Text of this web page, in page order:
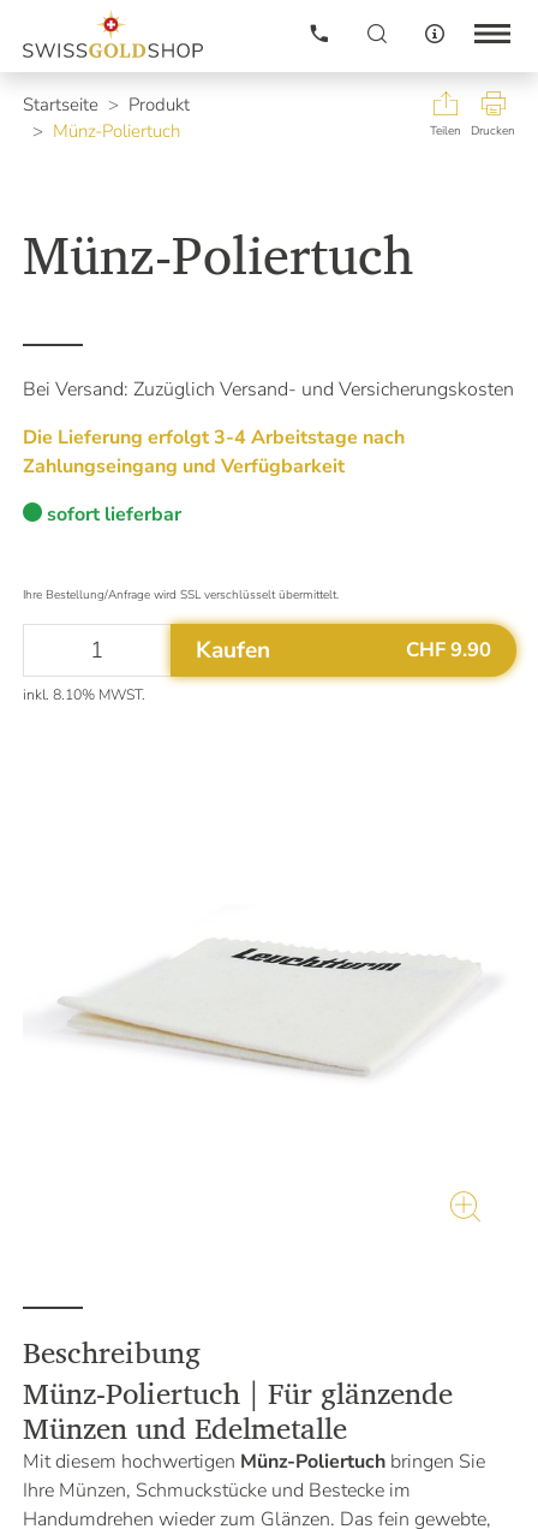
Neuheiten
Edelmetallkurse
Preisanpassung alle 5 Minuten.
GOLD 112'695.50
SILBER 1'650.14
PLATIN
Aktualisiert um12:01Uhr
Mehr Informationen
Kontakt
Warenkorb
Ankaufskorb
Silber
Altgold verkaufen
Preisliste
Startseite
Produkt
Münz-Poliertuch
Teilen Drucken
Münz-Poliertuch
Bei Versand: Zuzüglich Versand- und Versicherungskosten
Die Lieferung erfolgt 3-4 Arbeitstage nach
Zahlungseingang und Verfügbarkeit
sofort lieferbar
Ihre Bestellung/Anfrage wird SSL verschlüsselt übermittelt.
Kaufen CHF 9.90
inkl. 8.10% MWST.
Beschreibung
Münz-Poliertuch | Für glänzende
Münzen und Edelmetalle
Mit diesem hochwertigen Münz-Poliertuchbringen Sie
Ihre Münzen, Schmuckstücke und Bestecke im
Handumdrehen wieder zum Glänzen. Das fein gewebte,
Nach was suchen Sie?
Das könnte Sie auch interessieren
Warum ist Gold eine gute Investition?